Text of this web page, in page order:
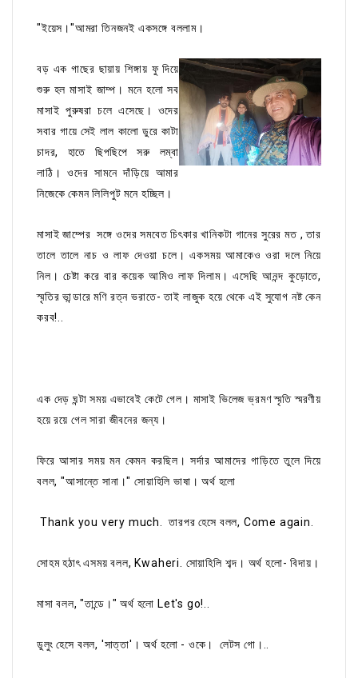
"ইয়েস।"আমরা তিনজনই একসঙ্গে বললাম।
বড় এক গাছের ছায়ায় শিঙ্গায় ফু দিয়ে
শুরু হল মাসাই জাম্প। মনে হলো সব
মাসাই পুরুষরা চলে এসেছে। ওদের
সবার গায়ে সেই লাল কালো ডুরে কাটা
চাদর, হাতে ছিপছিপে সরু লম্বা
লাঠি। ওদের সামনে দাঁড়িয়ে আমার
নিজেকে কেমন লিলিপুট মনে হচ্ছিল।
মাসাই জাম্পের সঙ্গে ওদের সমবেত চিৎকার খানিকটা গানের সুরের মত , তার
তালে তালে নাচ ও লাফ দেওয়া চলে। একসময় আমাকেও ওরা দলে নিয়ে
নিল। চেষ্টা করে বার কয়েক আমিও লাফ দিলাম। এসেছি আনন্দ কুড়োতে,
স্মৃতির ভান্ডারে মণি রত্ন ভরাতে- তাই লাজুক হয়ে থেকে এই সুযোগ নষ্ট কেন
করব!..
এক দেড় ঘন্টা সময় এভাবেই কেটে গেল। মাসাই ভিলেজ ভ্রমণ স্মৃতি স্মরণীয়
হয়ে রয়ে গেল সারা জীবনের জন্য।
ফিরে আসার সময় মন কেমন করছিল। সর্দার আমাদের গাড়িতে তুলে দিয়ে
বলল, "আসান্তে সানা।" সোয়াহিলি ভাষা। অর্থ হলো
Thank you very much. তারপর হেসে বলল, Come again.
সোহম হঠাৎ এসময় বলল, Kwaheri. সোয়াহিলি শব্দ। অর্থ হলো- বিদায়।
মাসা বলল, "তান্ডে।" অর্থ হলো Let's go!..
ডুলুং হেসে বলল, 'সাত্তা'। অর্থ হলো - ওকে। লেটস গো।..